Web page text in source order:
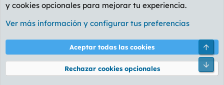
Foro General
Cookies
PL OLDSTYLE AMARILLO
Términos y reglas Política de privacidad Ayuda
Community platform by XenForo® © 2010-2026 XenForo Ltd.
y cookies opcionales para mejorar tu experiencia.
Ver más información y configurar tus preferencias
Aceptar todas las cookies
Rechazar cookies opcionales
Pie